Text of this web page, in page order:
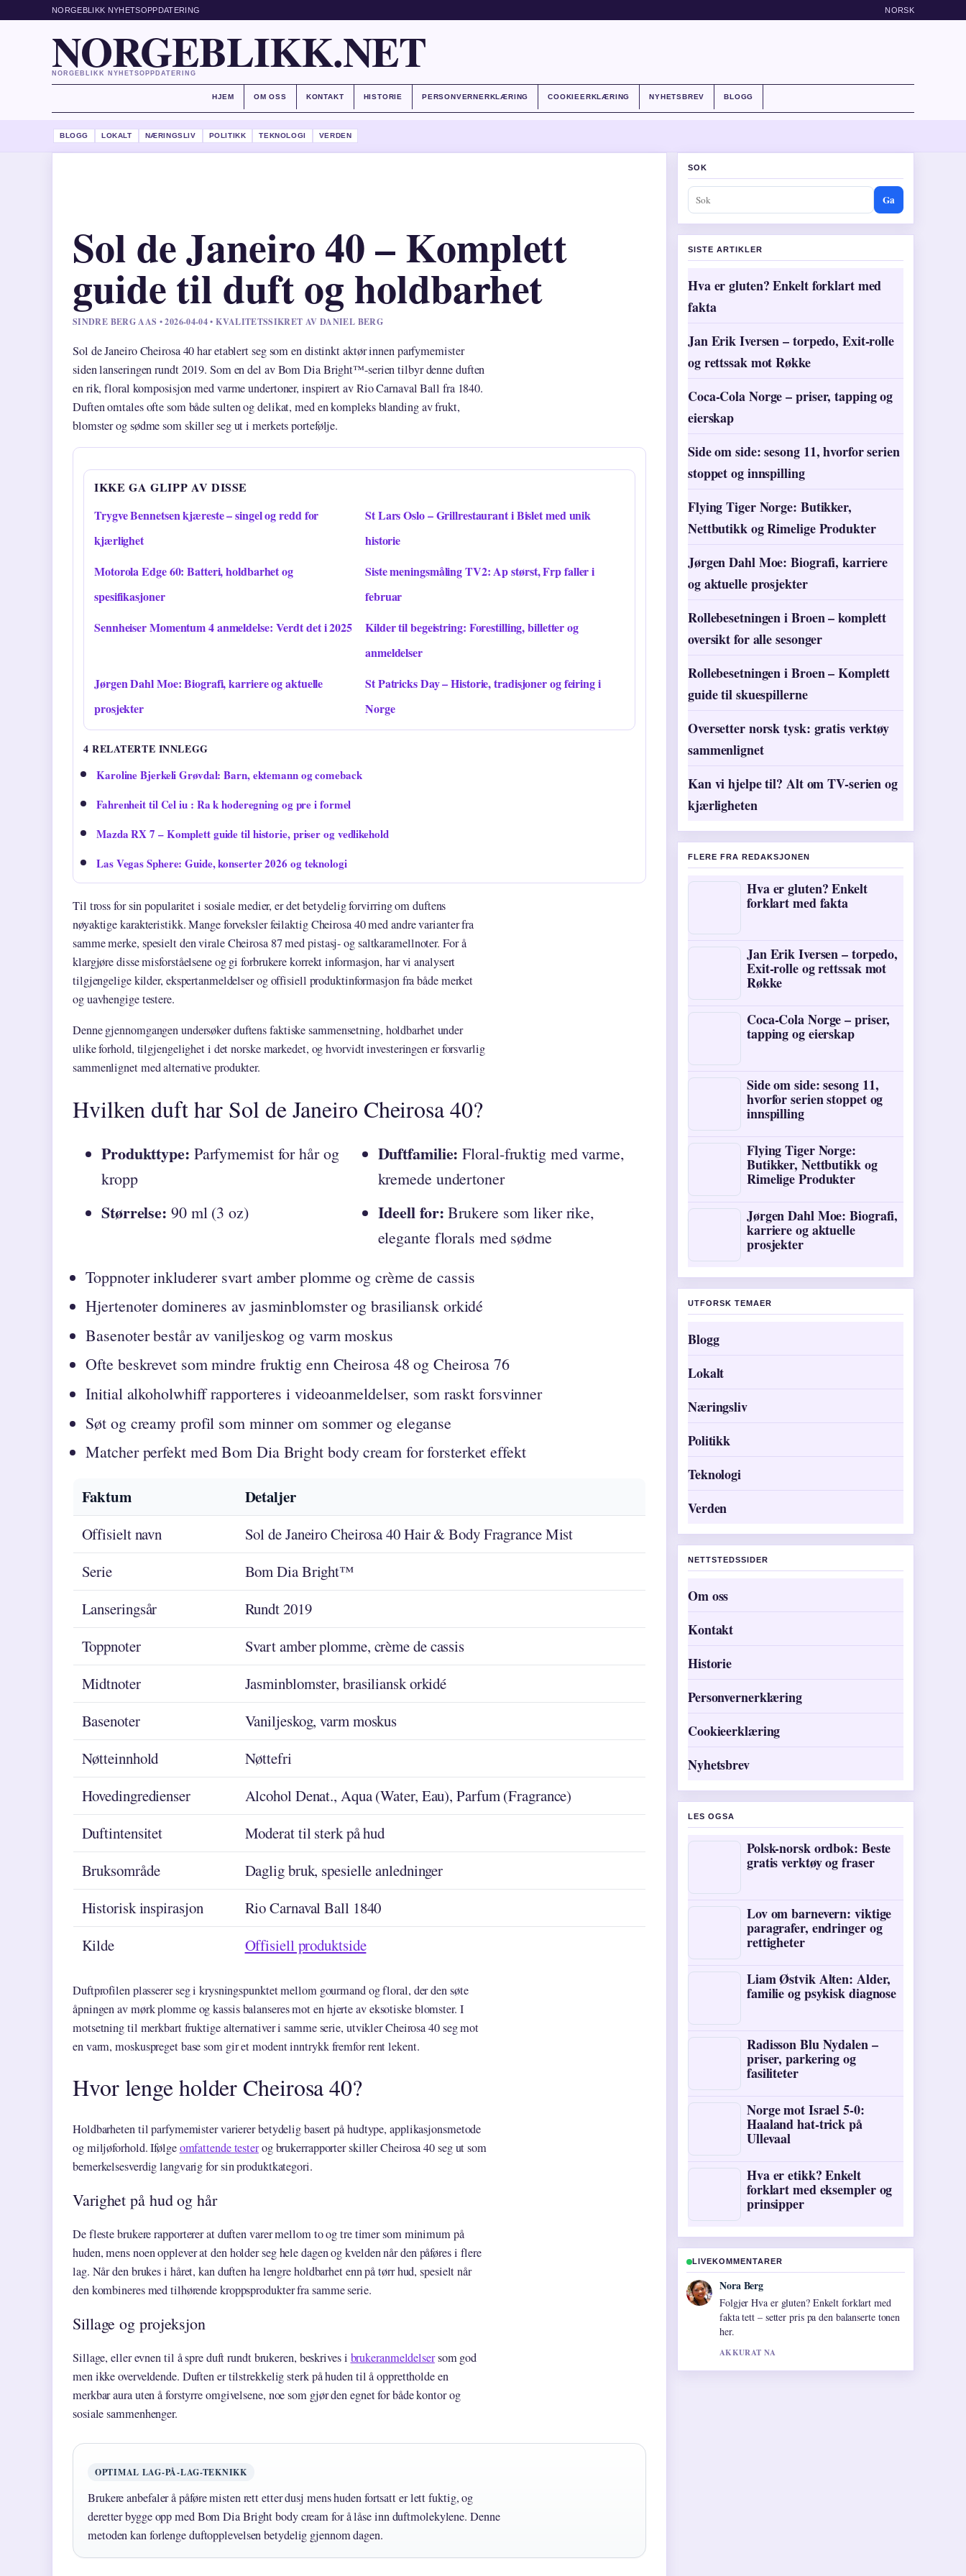
NORGEBLIKK NYHETSOPPDATERING NORSK
NORGEBLIKK.NET
NORGEBLIKK NYHETSOPPDATERING
HJEM OM OSS KONTAKT HISTORIE PERSONVERNERKLÆRING COOKIEERKLÆRING NYHETSBREV BLOGG
BLOGG LOKALT NÆRINGSLIV POLITIKK TEKNOLOGI VERDEN
Sol de Janeiro 40 – Komplett
guide til duft og holdbarhet
SINDRE BERG AAS • 2026-04-04 • KVALITETSSIKRET AV DANIEL BERG
Sol de Janeiro Cheirosa 40 har etablert seg som en distinkt aktør innen parfymemister
siden lanseringen rundt 2019. Som en del av Bom Dia Bright™-serien tilbyr denne duften
en rik, floral komposisjon med varme undertoner, inspirert av Rio Carnaval Ball fra 1840.
Duften omtales ofte som både sulten og delikat, med en kompleks blanding av frukt,
blomster og sødme som skiller seg ut i merkets portefølje.
IKKE GA GLIPP AV DISSE
Trygve Bennetsen kjæreste – singel og redd for
kjærlighet
St Lars Oslo – Grillrestaurant i Bislet med unik
historie
Motorola Edge 60: Batteri, holdbarhet og
spesifikasjoner
Siste meningsmåling TV2: Ap størst, Frp faller i
februar
Sennheiser Momentum 4 anmeldelse: Verdt det i 2025
Kilder til begeistring: Forestilling, billetter og
anmeldelser
Jørgen Dahl Moe: Biografi, karriere og aktuelle
prosjekter
St Patricks Day – Historie, tradisjoner og feiring i
Norge
4 RELATERTE INNLEGG
Karoline Bjerkeli Grøvdal: Barn, ektemann og comeback
Fahrenheit til Cel iu : Ra k hoderegning og pre i formel
Mazda RX 7 – Komplett guide til historie, priser og vedlikehold
Las Vegas Sphere: Guide, konserter 2026 og teknologi
Til tross for sin popularitet i sosiale medier, er det betydelig forvirring om duftens
nøyaktige karakteristikk. Mange forveksler feilaktig Cheirosa 40 med andre varianter fra
samme merke, spesielt den virale Cheirosa 87 med pistasj- og saltkaramellnoter. For å
klargjøre disse misforståelsene og gi forbrukere korrekt informasjon, har vi analysert
tilgjengelige kilder, ekspertanmeldelser og offisiell produktinformasjon fra både merket
og uavhengige testere.
Denne gjennomgangen undersøker duftens faktiske sammensetning, holdbarhet under
ulike forhold, tilgjengelighet i det norske markedet, og hvorvidt investeringen er forsvarlig
sammenlignet med alternative produkter.
Hvilken duft har Sol de Janeiro Cheirosa 40?
Produkttype: Parfymemist for hår og
kropp
Duftfamilie: Floral-fruktig med varme,
kremede undertoner
Størrelse: 90 ml (3 oz) Ideell for: Brukere som liker rike,
elegante florals med sødme
Toppnoter inkluderer svart amber plomme og crème de cassis
Hjertenoter domineres av jasminblomster og brasiliansk orkidé
Basenoter består av vaniljeskog og varm moskus
Ofte beskrevet som mindre fruktig enn Cheirosa 48 og Cheirosa 76
Initial alkoholwhiff rapporteres i videoanmeldelser, som raskt forsvinner
Søt og creamy profil som minner om sommer og eleganse
Matcher perfekt med Bom Dia Bright body cream for forsterket effekt
Faktum Detaljer
Offisielt navn
Sol de Janeiro Cheirosa 40 Hair & Body Fragrance Mist
Serie
Bom Dia Bright™
Lanseringsår
Rundt 2019
Toppnoter
Svart amber plomme, crème de cassis
Midtnoter
Jasminblomster, brasiliansk orkidé
Basenoter
Vaniljeskog, varm moskus
Nøtteinnhold
Nøttefri
Hovedingredienser
Alcohol Denat., Aqua (Water, Eau), Parfum (Fragrance)
Duftintensitet
Moderat til sterk på hud
Bruksområde
Daglig bruk, spesielle anledninger
Historisk inspirasjon
Rio Carnaval Ball 1840
Kilde
Offisiell produktside
Duftprofilen plasserer seg i krysningspunktet mellom gourmand og floral, der den søte
åpningen av mørk plomme og kassis balanseres mot en hjerte av eksotiske blomster. I
motsetning til merkbart fruktige alternativer i samme serie, utvikler Cheirosa 40 seg mot
en varm, moskuspreget base som gir et modent inntrykk fremfor rent lekent.
Hvor lenge holder Cheirosa 40?
Holdbarheten til parfymemister varierer betydelig basert på hudtype, applikasjonsmetode
og miljøforhold. Ifølgeomfattende testerog brukerrapporter skiller Cheirosa 40 seg ut som
bemerkelsesverdig langvarig for sin produktkategori.
Varighet på hud og hår
De fleste brukere rapporterer at duften varer mellom to og tre timer som minimum på
huden, mens noen opplever at den holder seg hele dagen og kvelden når den påføres i flere
lag. Når den brukes i håret, kan duften ha lengre holdbarhet enn på tørr hud, spesielt når
den kombineres med tilhørende kroppsprodukter fra samme serie.
Sillage og projeksjon
Sillage, eller evnen til å spre duft rundt brukeren, beskrives i brukeranmeldelsersom god
men ikke overveldende. Duften er tilstrekkelig sterk på huden til å opprettholde en
merkbar aura uten å forstyrre omgivelsene, noe som gjør den egnet for både kontor og
sosiale sammenhenger.
OPTIMAL LAG-PÅ-LAG-TEKNIKK
Brukere anbefaler å påføre misten rett etter dusj mens huden fortsatt er lett fuktig, og
deretter bygge opp med Bom Dia Bright body cream for å låse inn duftmolekylene. Denne
metoden kan forlenge duftopplevelsen betydelig gjennom dagen.
SOK
Ga
SISTE ARTIKLER
Hva er gluten? Enkelt forklart med
fakta
Jan Erik Iversen – torpedo, Exit-rolle
og rettssak mot Røkke
Coca-Cola Norge – priser, tapping og
eierskap
Side om side: sesong 11, hvorfor serien
stoppet og innspilling
Flying Tiger Norge: Butikker,
Nettbutikk og Rimelige Produkter
Jørgen Dahl Moe: Biografi, karriere
og aktuelle prosjekter
Rollebesetningen i Broen – komplett
oversikt for alle sesonger
Rollebesetningen i Broen – Komplett
guide til skuespillerne
Oversetter norsk tysk: gratis verktøy
sammenlignet
Kan vi hjelpe til? Alt om TV-serien og
kjærligheten
FLERE FRA REDAKSJONEN
Hva er gluten? Enkelt
forklart med fakta
Jan Erik Iversen – torpedo,
Exit-rolle og rettssak mot
Røkke
Coca-Cola Norge – priser,
tapping og eierskap
Side om side: sesong 11,
hvorfor serien stoppet og
innspilling
Flying Tiger Norge:
Butikker, Nettbutikk og
Rimelige Produkter
Jørgen Dahl Moe: Biografi,
karriere og aktuelle
prosjekter
UTFORSK TEMAER
Blogg
Lokalt
Næringsliv
Politikk
Teknologi
Verden
NETTSTEDSSIDER
Om oss
Kontakt
Historie
Personvernerklæring
Cookieerklæring
Nyhetsbrev
LES OGSA
Polsk-norsk ordbok: Beste
gratis verktøy og fraser
Lov om barnevern: viktige
paragrafer, endringer og
rettigheter
Liam Østvik Alten: Alder,
familie og psykisk diagnose
Radisson Blu Nydalen –
priser, parkering og
fasiliteter
Norge mot Israel 5-0:
Haaland hat-trick på
Ullevaal
Hva er etikk? Enkelt
forklart med eksempler og
prinsipper
LIVEKOMMENTARER
Emil Johansen
Nyttig kontekst rundt Jan Erik Iversen –
torpedo, Exit-rolle og.... Hold gjerne denne
livestrengen oppdatert.
3 MIN SIDEN